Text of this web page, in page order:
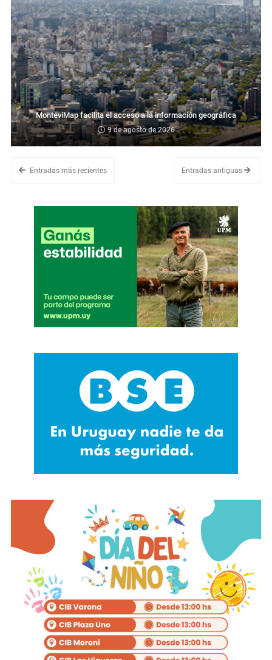
MonteviMap facilita el acceso a la información geográfica
9 de agosto de 2026
Entradas más recientes Entradas antiguas